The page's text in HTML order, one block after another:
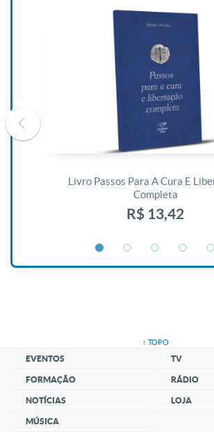
Livro Passos Para A Cura E
Completa
R$ 13,42
↑ TOPO
EVENTOS
FORMAÇÃO
NOTÍCIAS
MÚSICA
TV
RÁDIO
LOJA